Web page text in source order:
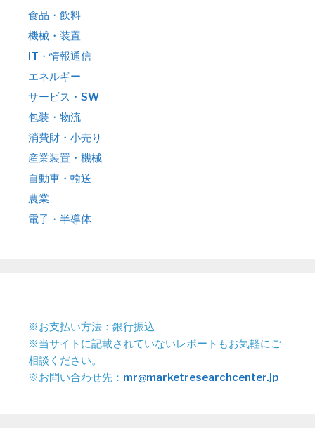
食品・飲料
機械・装置
IT・情報通信
エネルギー
サービス・SW
包装・物流
消費財・小売り
産業装置・機械
自動車・輸送
農業
電子・半導体
※お支払い方法：銀行振込
※当サイトに記載されていないレポートもお気軽にご
相談ください。
※お問い合わせ先： mr@marketresearchcenter.jp